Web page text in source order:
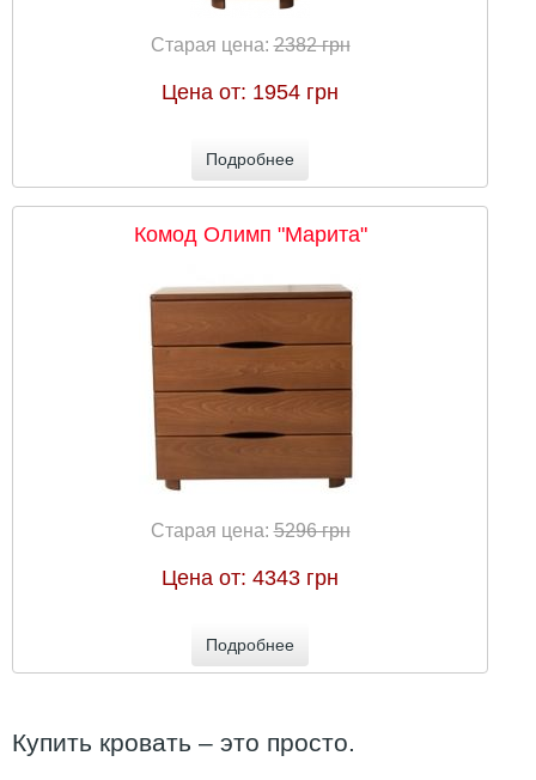
Старая цена:2382 грн
Цена от: 1954 грн
Подробнее
Комод Олимп "Марита"
Старая цена:5296 грн
Цена от:4343 грн
Подробнее
Купить кровать – это просто.